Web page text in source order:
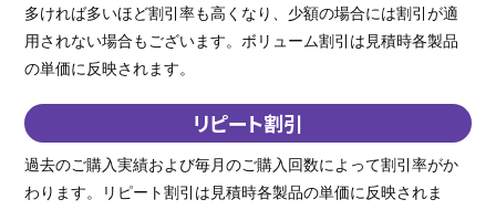
多ければ多いほど割引率も高くなり、少額の場合には割引が適
用されない場合もございます。ボリューム割引は見積時各製品
の単価に反映されます。
リピート割引
過去のご購入実績および毎月のご購入回数によって割引率がか
わります。リピート割引は見積時各製品の単価に反映されま